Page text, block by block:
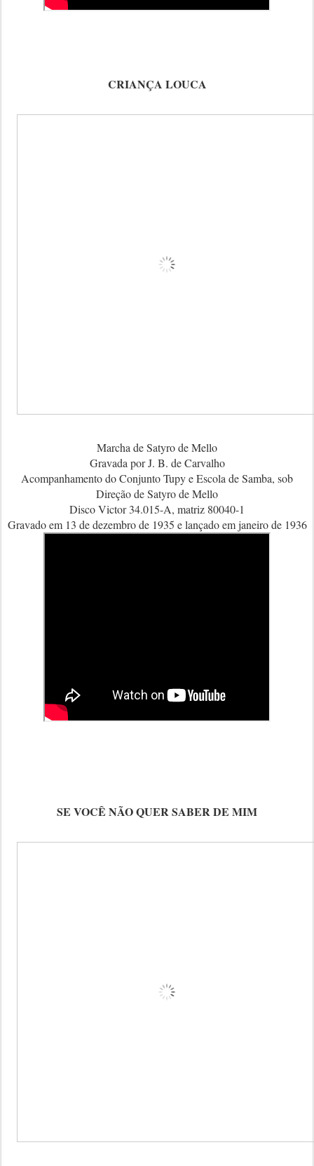
CRIANÇA LOUCA
Marcha de Satyro de Mello
Gravada por J. B. de Carvalho
Acompanhamento do Conjunto Tupy e Escola de Samba, sob
Direção de Satyro de Mello
Disco Victor 34.015-A, matriz 80040-1
Gravado em 13 de dezembro de 1935 e lançado em janeiro de 1936
SE VOCÊ NÃO QUER SABER DE MIM